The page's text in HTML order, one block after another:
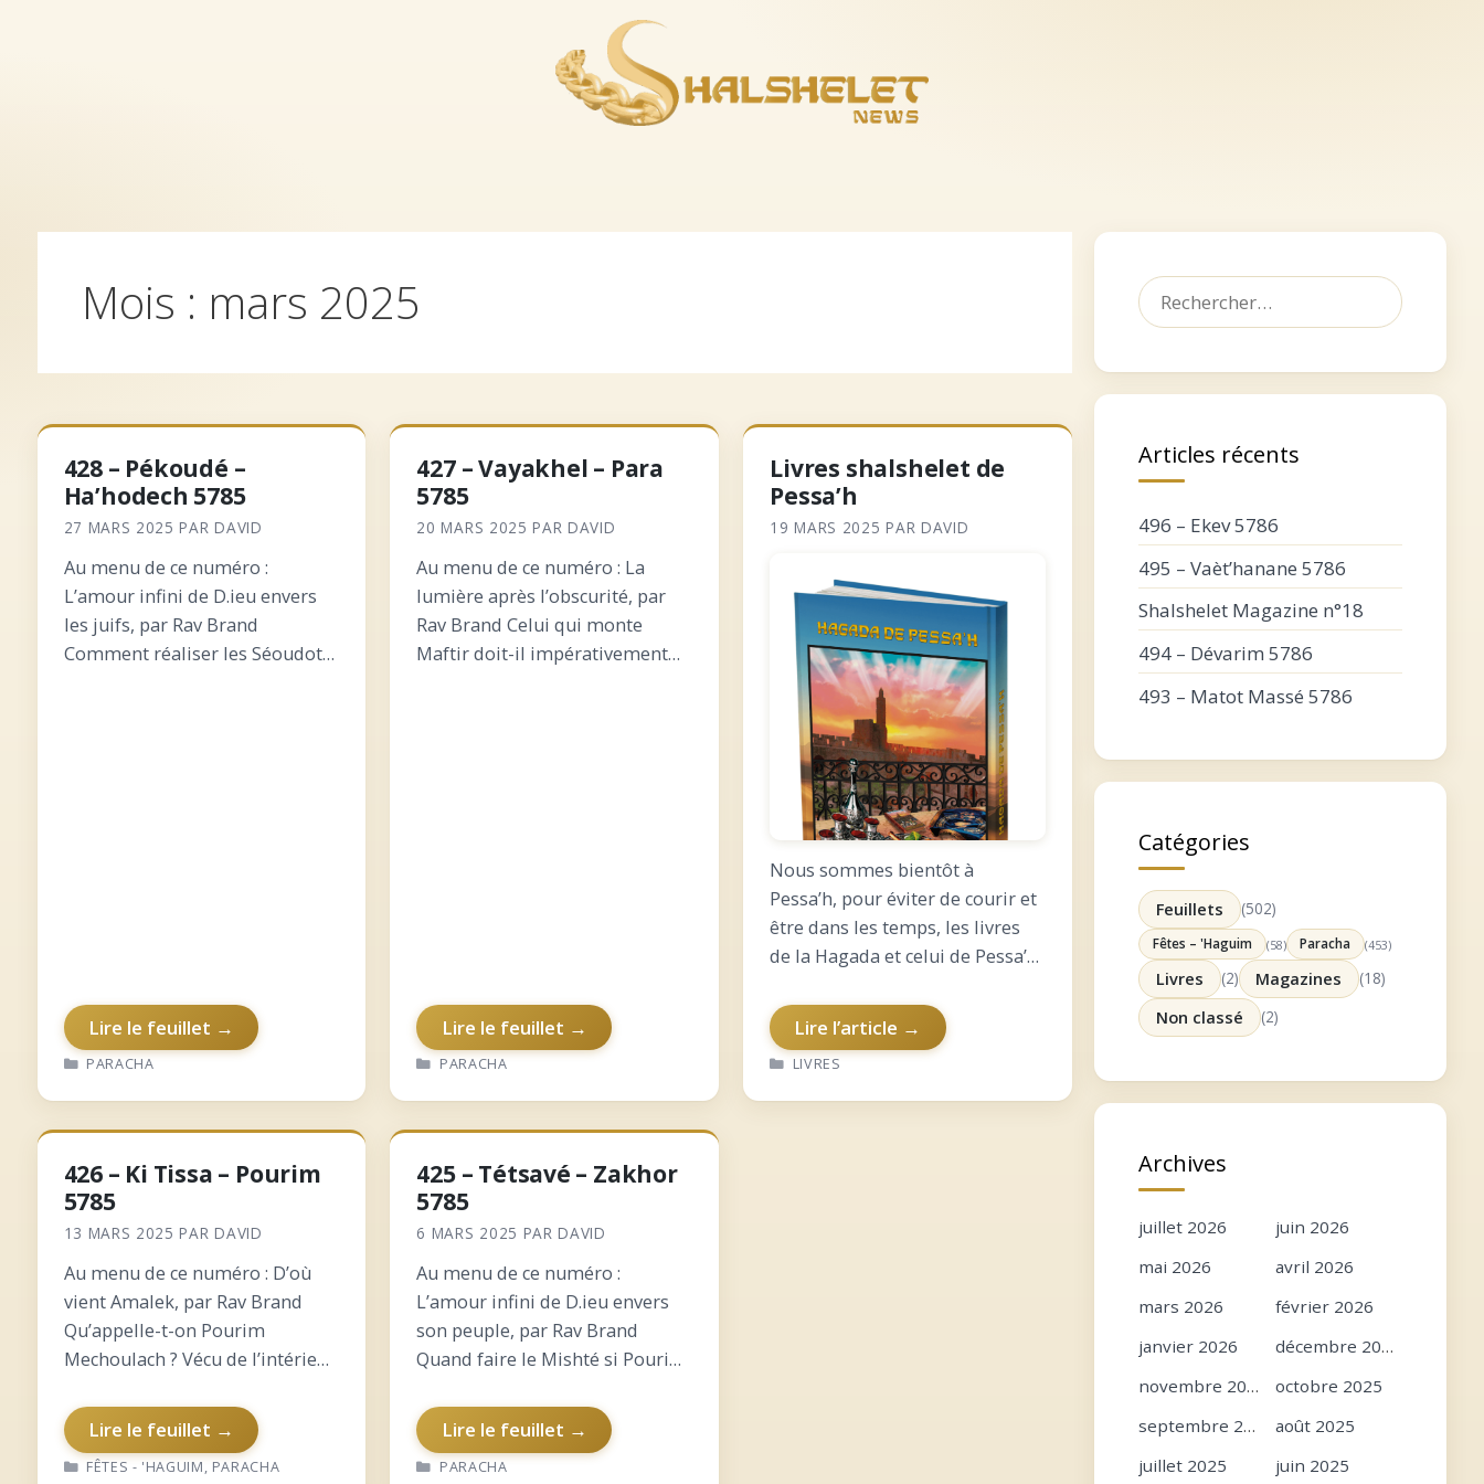
Mois : mars 2025
428 – Pékoudé –
Ha’hodech 5785
27 MARS 2025 PAR DAVID
Au menu de ce numéro :
L’amour infini de D.ieu envers
les juifs, par Rav Brand
Comment réaliser les Séoudot
Lire le feuillet →
CATÉGORIES
PARACHA
427 – Vayakhel – Para
5785
20 MARS 2025 PAR DAVID
Au menu de ce numéro : La
lumière après l’obscurité, par
Rav Brand Celui qui monte
Maftir doit-il impérativement
Lire le feuillet →
CATÉGORIES
PARACHA
Livres shalshelet de
Pessa’h
19 MARS 2025 PAR DAVID
Nous sommes bientôt à
Pessa’h, pour éviter de courir et
être dans les temps, les livres
de la Hagada et celui de Pessa’h
notre boutique en ligne, avec
possibilité de livraison à
domicile. Les prix…
Lire l’article →
CATÉGORIES
LIVRES
426 – Ki Tissa – Pourim
5785
13 MARS 2025 PAR DAVID
Au menu de ce numéro : D’où
vient Amalek, par Rav Brand
Qu’appelle-t-on Pourim
Mechoulach ? Vécu de l’intérieur
d’Abba Oumena Pourquoi
Hachem est caché dans la
Méguila ? Renvoyer l’employé
Lire le feuillet →
CATÉGORIES
FÊTES - 'HAGUIM, PARACHA
425 – Tétsavé – Zakhor
5785
6 MARS 2025 PAR DAVID
Au menu de ce numéro :
L’amour infini de D.ieu envers
son peuple, par Rav Brand
Quand faire le Mishté si Pourim
Mitsva de l’autel des Ketoret a
été mise toute à la fin ?…
Lire le feuillet →
CATÉGORIES
PARACHA
Rechercher :
Articles récents
496 – Ekev 5786
495 – Vaèt’hanane 5786
Shalshelet Magazine n°18
494 – Dévarim 5786
493 – Matot Massé 5786
Catégories
Feuillets (502)
Fêtes – 'Haguim (58) Paracha (453)
Livres (2) Magazines (18)
Non classé (2)
Archives
juillet 2026
juin 2026
mai 2026
avril 2026
mars 2026
février 2026
janvier 2026
décembre 2025
novembre 2025
octobre 2025
septembre 2025
août 2025
juillet 2025
juin 2025